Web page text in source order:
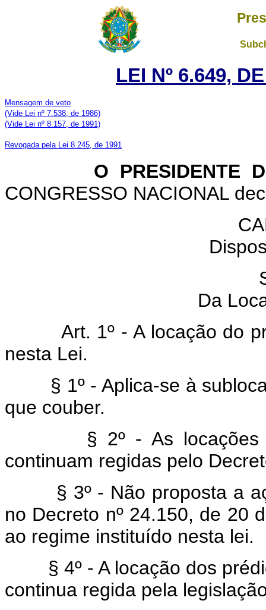
LEI Nº 6.649,
Mensagem de veto
(Vide Lei nº 7.538, de 1986)
(Vide Lei nº 8.157, de 1991)
Revogada pela Lei 8.245, de 1991
O PRESIDENTE DA
CONGRESSO NACIONAL
Da
Art. 1º - A locação do
nesta Lei.
§ 1º - Aplica-se à
que couber.
§ 2º - As locações
continuam regidas pelo
§ 3º - Não proposta a
no Decreto nº 24.150, de 20
ao regime instituído nesta lei.
§ 4º - A locação dos
continua regida pela